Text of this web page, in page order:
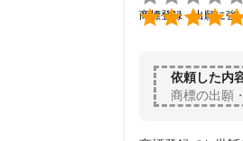
商標登録・出願に強
依頼した内
商標の出願